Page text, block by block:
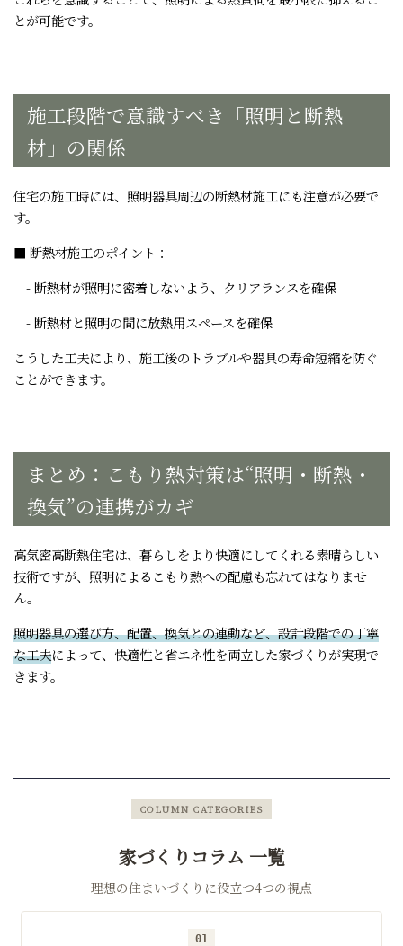
とが可能です。
施工段階で意識すべき「照明と断熱
材」の関係
住宅の施工時には、照明器具周辺の断熱材施工にも注意が必要で
す。
■ 断熱材施工のポイント：
- 断熱材が照明に密着しないよう、クリアランスを確保
- 断熱材と照明の間に放熱用スペースを確保
こうした工夫により、施工後のトラブルや器具の寿命短縮を防ぐ
ことができます。
まとめ：こもり熱対策は“照明・断熱・
換気”の連携がカギ
高気密高断熱住宅は、暮らしをより快適にしてくれる素晴らしい
技術ですが、照明によるこもり熱への配慮も忘れてはなりませ
ん。
照明器具の選び方、配置、換気との連動など、設計段階での丁寧
な工夫によって、快適性と省エネ性を両立した家づくりが実現で
きます。
COLUMN CATEGORIES
家づくりコラム 一覧
理想の住まいづくりに役立つ4つの視点
01